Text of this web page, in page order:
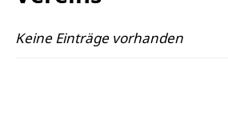
Keine Einträge vorhanden